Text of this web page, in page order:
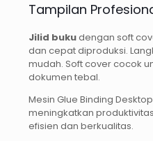
Tampilan
Jilid bukudengan soft
dan cepat diproduksi.
mudah. Soft cover cocok
dokumen tebal.
Mesin Glue Binding
meningkatkan
efisien dan berkualitas.